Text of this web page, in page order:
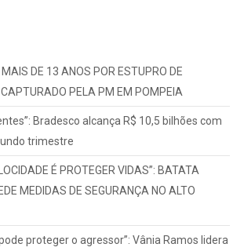
DE 13 ANOS POR ESTUPRO DE
CAPTURADO PELA PM EM POMPEIA
Bradesco alcança R$ 10,5 bilhões com
trimestre
É PROTEGER VIDAS”: BATATA
MEDIDAS DE SEGURANÇA NO ALTO
proteger o agressor”: Vânia Ramos lidera